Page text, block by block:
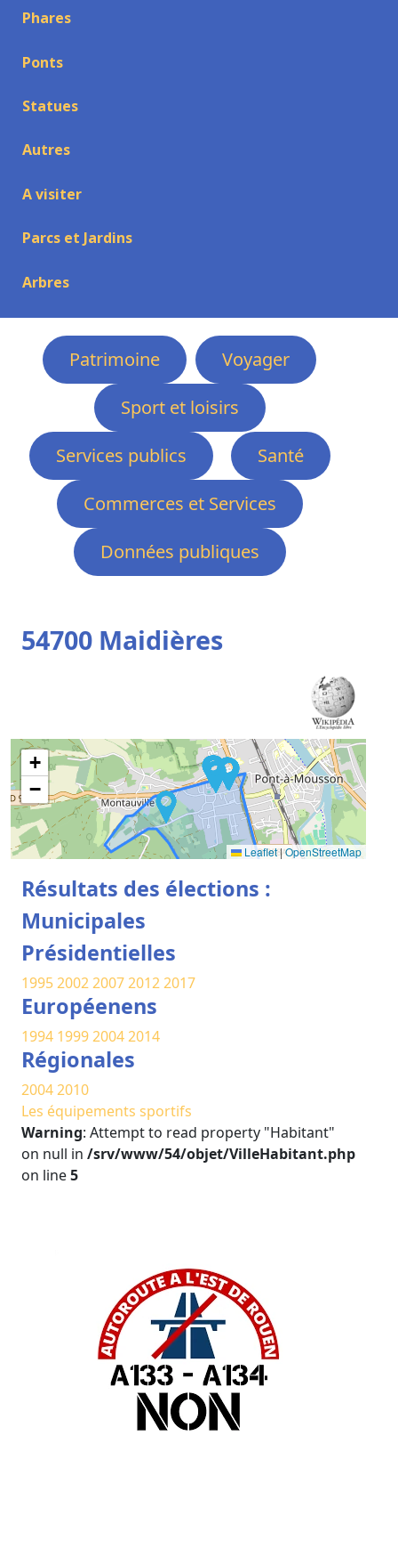
Phares
Ponts
Statues
Autres
A visiter
Parcs et Jardins
Arbres
Patrimoine
Voyager
Sport et loisirs
Services publics
Santé
Commerces et Services
Données publiques
54700 Maidières
+
−
Leaflet|OpenStreetMap
Résultats des élections :
Municipales
Présidentielles
19952002200720122017
Européenens
1994 199920042014
Régionales
20042010
Les équipements sportifs
Warning: Attempt to read property "Habitant"
on null in /srv/www/54/objet/VilleHabitant.php
on line5